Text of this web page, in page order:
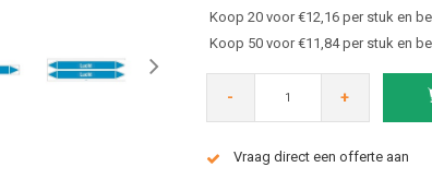
Koop 20 voor €12,16 per stuk en
Koop 50 voor €11,84 per stuk en
- +
Vraag direct een offerte aan